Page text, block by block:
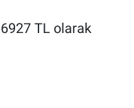
TL olarak